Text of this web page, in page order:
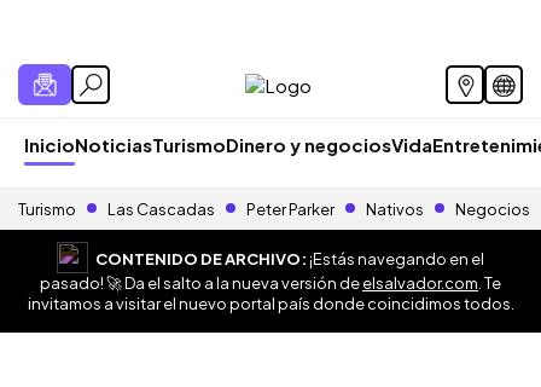
InicioNoticiasTurismoDinero y negociosVida
Turismo Las Cascadas Peter Parker Nativos Negocios
CONTENIDO DE ARCHIVO:¡Estás navegando en el
pasado! 🚀 Da el salto a la nueva versión deelsalvador.com . Te
invitamos a visitar el nuevo portal país donde coincidimos todos.